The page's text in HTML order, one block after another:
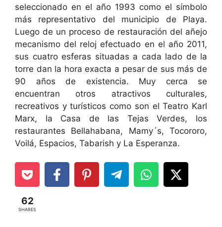
seleccionado en el año 1993 como el símbolo
más representativo del municipio de Playa.
Luego de un proceso de restauración del añejo
mecanismo del reloj efectuado en el año 2011,
sus cuatro esferas situadas a cada lado de la
torre dan la hora exacta a pesar de sus más de
90 años de existencia. Muy cerca se
encuentran otros atractivos culturales,
recreativos y turísticos como son el Teatro Karl
Marx, la Casa de las Tejas Verdes, los
restaurantes Bellahabana, Mamy´s, Tocororo,
Voilá, Espacios, Tabarish y La Esperanza.
62
SHARES